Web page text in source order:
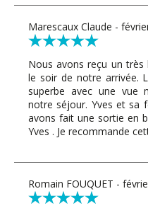
Marescaux Claude -
Nous avons reçu un
le soir de notre arrivée.
superbe avec une vue
notre séjour. Yves et sa
avons fait une sortie en
Yves . Je recommande
Romain FOUQUET -